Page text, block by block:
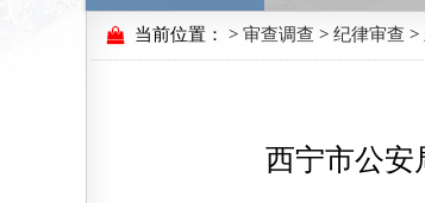
当前位置： > 审查调查 > 纪律审查 >
西宁市公安